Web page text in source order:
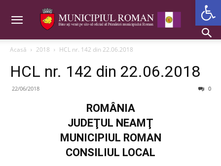
Acasă 2018 HCL nr. 142 din 22.06.2018
HCL nr. 142 din 22.06.2018
22/06/2018 0
ROMÂNIA
JUDEŢUL NEAMŢ
MUNICIPIUL ROMAN
CONSILIUL LOCAL